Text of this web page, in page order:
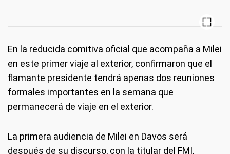
En la reducida comitiva oficial que acompaña a Milei
en este primer viaje al exterior, confirmaron que el
flamante presidente tendrá apenas dos reuniones
formales importantes en la semana que
permanecerá de viaje en el exterior.
La primera audiencia de Milei en Davos será
después de su discurso, con la titular del FMI,